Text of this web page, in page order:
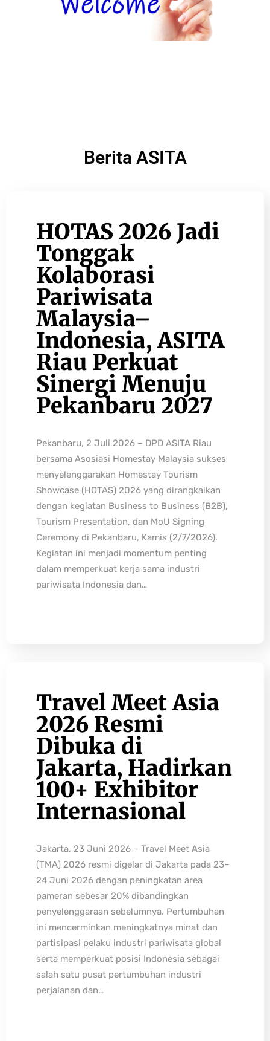
Berita ASITA
HOTAS 2026 Jadi
Tonggak
Kolaborasi
Pariwisata
Malaysia–
Indonesia, ASITA
Riau Perkuat
Sinergi Menuju
Pekanbaru 2027
Pekanbaru, 2 Juli 2026 – DPD ASITA Riau
bersama Asosiasi Homestay Malaysia sukses
menyelenggarakan Homestay Tourism
Showcase (HOTAS) 2026 yang dirangkaikan
dengan kegiatan Business to Business (B2B),
Tourism Presentation, dan MoU Signing
Ceremony di Pekanbaru, Kamis (2/7/2026).
Kegiatan ini menjadi momentum penting
dalam memperkuat kerja sama industri
pariwisata Indonesia dan…
Travel Meet Asia
2026 Resmi
Dibuka di
Jakarta, Hadirkan
100+ Exhibitor
Internasional
Jakarta, 23 Juni 2026 – Travel Meet Asia
(TMA) 2026 resmi digelar di Jakarta pada 23–
24 Juni 2026 dengan peningkatan area
pameran sebesar 20% dibandingkan
penyelenggaraan sebelumnya. Pertumbuhan
ini mencerminkan meningkatnya minat dan
partisipasi pelaku industri pariwisata global
serta memperkuat posisi Indonesia sebagai
salah satu pusat pertumbuhan industri
perjalanan dan…